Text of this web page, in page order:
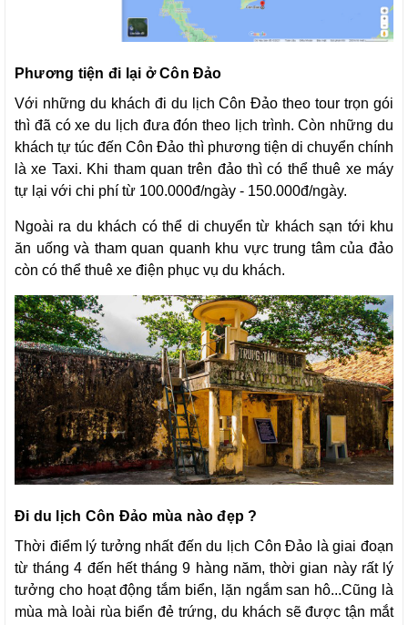
Phương tiện đi lại ở Côn Đảo
Với những du khách đi du lịch Côn Đảo theo tour trọn gói
thì đã có xe du lịch đưa đón theo lịch trình. Còn những du
khách tự túc đến Côn Đảo thì phương tiện di chuyển chính
là xe Taxi. Khi tham quan trên đảo thì có thể thuê xe máy
tự lại với chi phí từ 100.000đ/ngày - 150.000đ/ngày.
Ngoài ra du khách có thể di chuyển từ khách sạn tới khu
ăn uống và tham quan quanh khu vực trung tâm của đảo
còn có thể thuê xe điện phục vụ du khách.
Đi du lịch Côn Đảo mùa nào đẹp ?
Thời điểm lý tưởng nhất đến du lịch Côn Đảo là giai đoạn
từ tháng 4 đến hết tháng 9 hàng năm, thời gian này rất lý
tưởng cho hoạt động tắm biển, lặn ngắm san hô...Cũng là
mùa mà loài rùa biển đẻ trứng, du khách sẽ được tận mắt